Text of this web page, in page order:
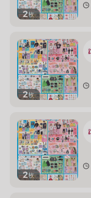
2枚
2枚
2枚